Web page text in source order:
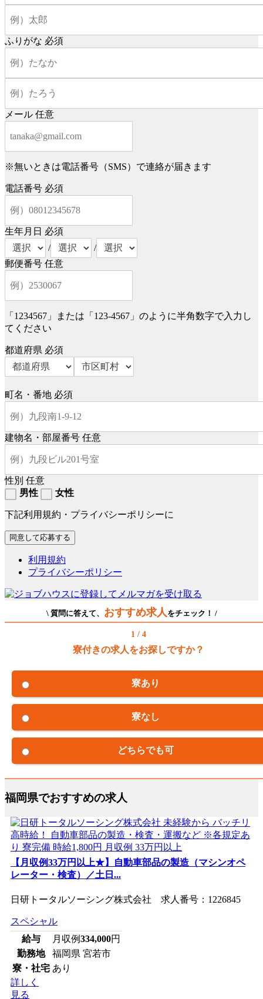
ふりがな 必須
メール 任意
※無いときは電話番号（SMS）で連絡が届きます
電話番号 必須
生年月日 必須
/
/
郵便番号 任意
「1234567」または「123-4567」のように半角数字で入力し
てください
都道府県 必須
町名・番地 必須
建物名・部屋番号 任意
性別 任意
男性
女性
下記利用規約・プライバシーポリシーに
利用規約
プライバシーポリシー
\ 質問に答えて、 おすすめ求人をチェック！ /
1 / 4
寮付きの求人をお探しですか？
寮あり
寮なし
どちらでも可
福岡県でおすすめの求人
【月収例33万円以上★】自動車部品の製造（マシンオペ
レーター・検査）／土日...
日研トータルソーシング株式会社 求人番号：1226845
スペシャル
給与
月収例334,000円
勤務地
福岡県 宮若市
寮・社宅 あり
詳しく
見る